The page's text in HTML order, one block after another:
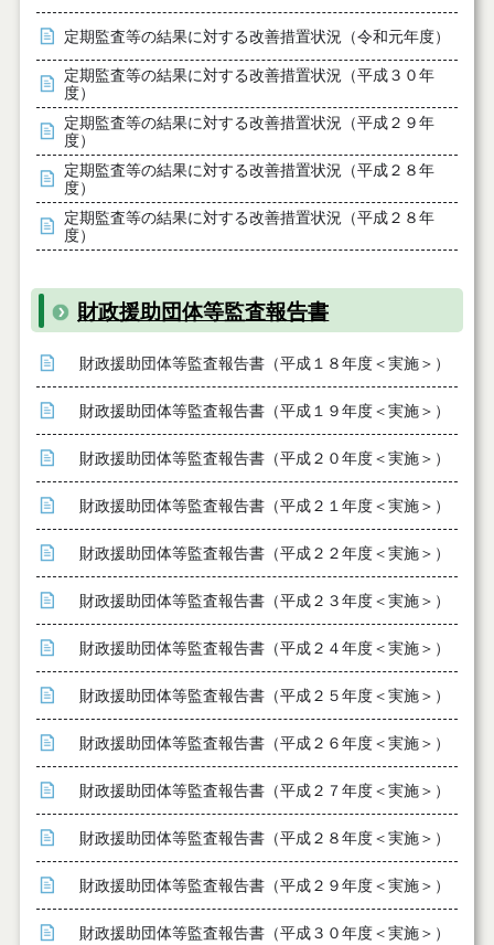
定期監査等の結果に対する改善措置状況（令和元年度）
定期監査等の結果に対する改善措置状況（平成３０年
度）
定期監査等の結果に対する改善措置状況（平成２９年
度）
定期監査等の結果に対する改善措置状況（平成２８年
度）
定期監査等の結果に対する改善措置状況（平成２８年
度）
財政援助団体等監査報告書
財政援助団体等監査報告書（平成１８年度＜実施＞）
財政援助団体等監査報告書（平成１９年度＜実施＞）
財政援助団体等監査報告書（平成２０年度＜実施＞）
財政援助団体等監査報告書（平成２１年度＜実施＞）
財政援助団体等監査報告書（平成２２年度＜実施＞）
財政援助団体等監査報告書（平成２３年度＜実施＞）
財政援助団体等監査報告書（平成２４年度＜実施＞）
財政援助団体等監査報告書（平成２５年度＜実施＞）
財政援助団体等監査報告書（平成２６年度＜実施＞）
財政援助団体等監査報告書（平成２７年度＜実施＞）
財政援助団体等監査報告書（平成２８年度＜実施＞）
財政援助団体等監査報告書（平成２９年度＜実施＞）
財政援助団体等監査報告書（平成３０年度＜実施＞）